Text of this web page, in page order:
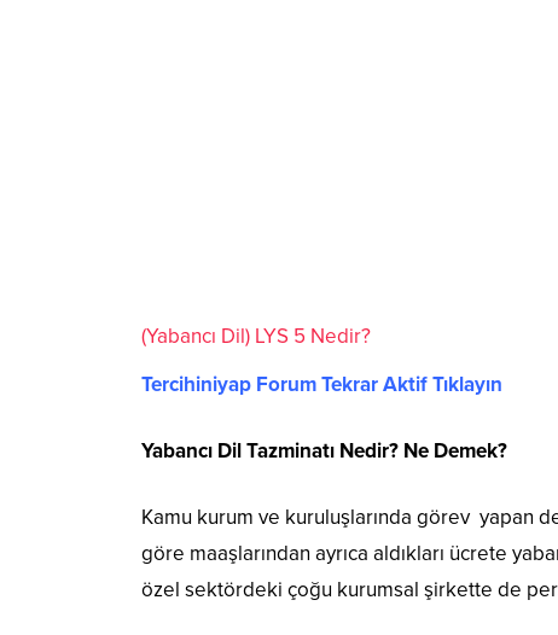
(Yabancı Dil) LYS 5 Nedir?
Tercihiniyap Forum Tekrar Aktif Tıklayın
Yabancı Dil Tazminatı Nedir? Ne Demek?
Kamu kurum ve kuruluşlarında görev yapan
göre maaşlarından ayrıca aldıkları ücrete
özel sektördeki çoğu kurumsal şirkette de